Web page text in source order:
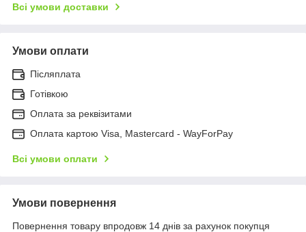
Всі умови доставки
Умови оплати
Післяплата
Готівкою
Оплата за реквізитами
Оплата картою Visa, Mastercard - WayForPay
Всі умови оплати
Умови повернення
Повернення товару впродовж 14 днів за рахунок покупця